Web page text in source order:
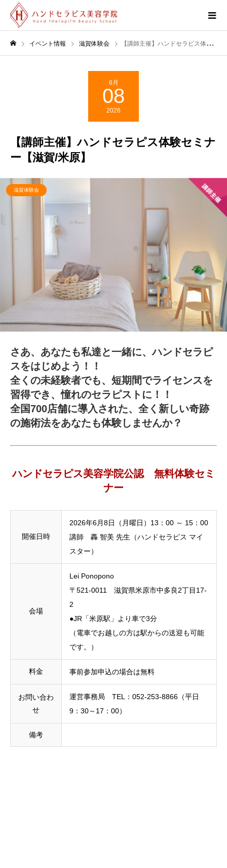
イベント情報 滋賀体験会 【講師主催】ハンドセラピス体験セミナー【滋賀/米原】
6月
08
2026
【講師主催】ハンドセラピス体験セミナ
ー【滋賀/米原】
滋賀体験会
さあ、あなたも私達と一緒に、ハンドセラピ
スをはじめよう！！
全くの未経験者でも、短期間でライセンスを
習得でき、憧れのセラピストに！！
全国700店舗に導入された、全く新しい奇跡
の施術法をあなたも体験しませんか？
ハンドセラピス美容学院公認 無料体験セミ
ナー
開催日時
2026年6月8日（月曜日）13：00 ～ 15：00
講師 轟 智美 先生（ハンドセラピス マイ
スター）
会場
Lei Ponopono
〒521-0011 滋賀県米原市中多良2丁目17-
2
●JR「米原駅」より車で3分
（電車でお越しの方は駅からの送迎も可能
です。）
料金 事前参加申込の場合は無料
お問い合わ
せ
運営事務局 TEL：052-253-8866（平日
9：30～17：00）
備考